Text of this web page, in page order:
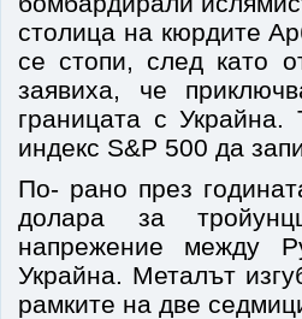
столица на кюрдите
се стопи, след като
заявиха, че
границата с Украйна.
индекс S&P 500 да
По- рано през
долара за
напрежение между
Украйна. Металът
рамките на две